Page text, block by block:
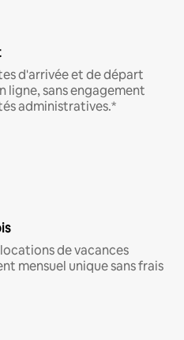
d'arrivée et de départ
ligne, sans engagement
administratives.*
de vacances
mensuel unique sans frais